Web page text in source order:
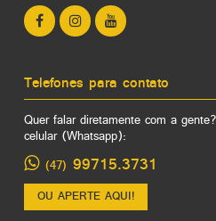
Telefones para contato
Quer falar diretamente com a
celular (Whatsapp):
(47) 99715.3731
OU APERTE AQUI!